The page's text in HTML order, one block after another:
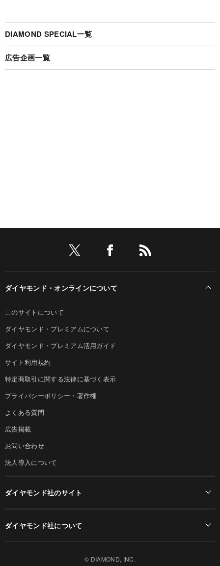
DIAMOND SPECIAL一覧
広告企画一覧
ダイヤモンド・オンラインについて
このサイトについて
ダイヤモンド・プレミアムについて
ダイヤモンド・プレミアム活用ガイド
サイト利用規約
特定商取引に関する法律に基づく表示
プライバシーポリシー・著作権
よくある質問
広告掲載
お問い合わせ
法人導入について
ダイヤモンド社のサイト
ダイヤモンド社について
© DIAMOND, INC.